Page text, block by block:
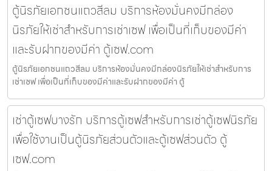
ตู้นิรภัยเอกชนแถวสีลม บริการห้องมั่นคงมีกล่อง
นิรภัยให้เช่าสำหรับการเช่าเซฟ เพื่อเป็นที่เก็บของมีค่า
และรับฝากของมีค่า ตู้เซฟ.com
ตู้นิรภัยเอกชนแถวสีลม บริการห้องมั่นคงมีกล่องนิรภัยให้เช่าสำหรับการ
เช่าเซฟ เพื่อเป็นที่เก็บของมีค่าและรับฝากของมีค่า ตู้
เช่าตู้เซฟบางรัก บริการตู้เซฟสำหรับการเช่าตู้เซฟนิรภัย
เพื่อใช้งานเป็นตู้นิรภัยส่วนตัวและตู้เซฟส่วนตัว ตู้
เซฟ.com